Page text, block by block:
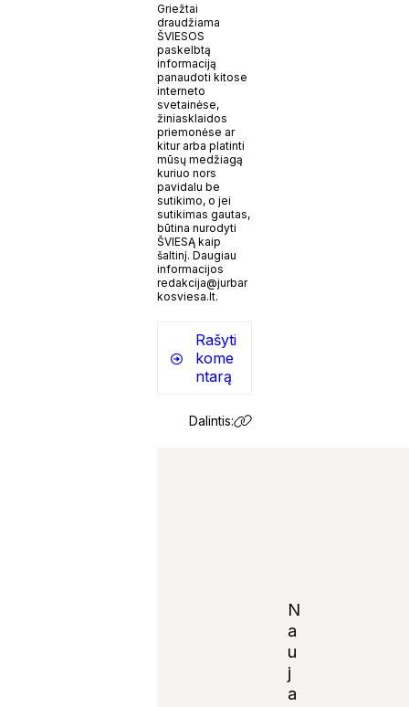
Griežtai
draudžiama
ŠVIESOS
paskelbtą
informaciją
panaudoti kitose
interneto
svetainėse,
žiniasklaidos
priemonėse ar
kitur arba platinti
mūsų medžiagą
kuriuo nors
pavidalu be
sutikimo, o jei
sutikimas gautas,
būtina nurodyti
ŠVIESĄ kaip
šaltinį. Daugiau
informacijos
redakcija@jurbar
kosviesa.lt.
Rašyti
kome
ntarą
Dalintis:
N
a
u
j
a